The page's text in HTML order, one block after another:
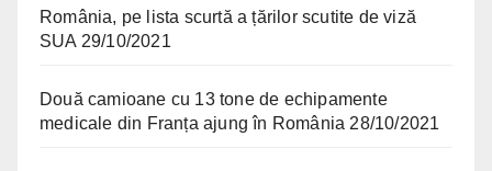
România, pe lista scurtă a țărilor scutite de viză
SUA 29/10/2021
Două camioane cu 13 tone de echipamente
medicale din Franța ajung în România 28/10/2021